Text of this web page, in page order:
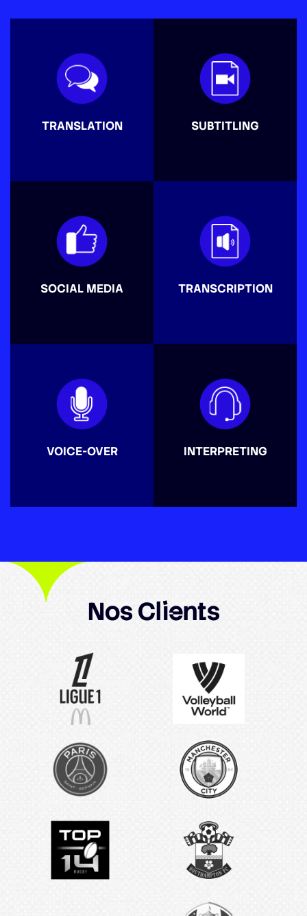
TRANSLATION SUBTITLING
SOCIAL MEDIA TRANSCRIPTION
VOICE-OVER INTERPRETING
NosClients